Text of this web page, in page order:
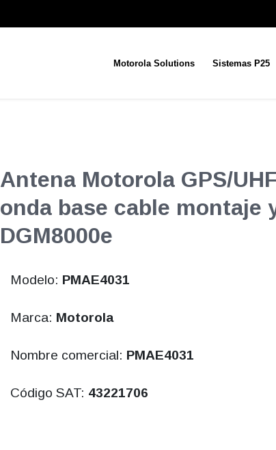
Motorola Solutions Sistemas P25
Antena Motorola GPS/
onda base cable montaje
DGM8000e
Modelo: PMAE4031
Marca: Motorola
Nombre comercial: PMAE4031
Código SAT: 43221706